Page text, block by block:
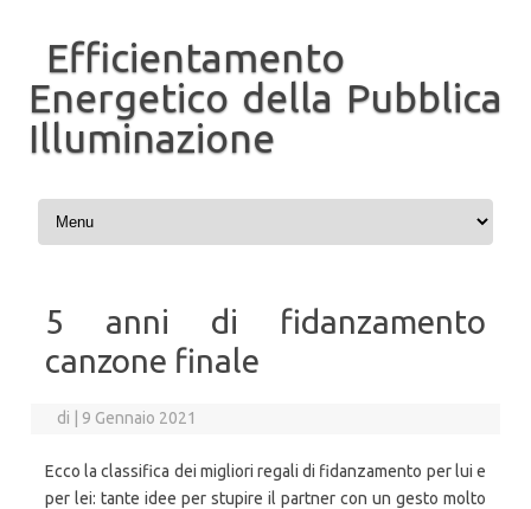
Efficientamento
Energetico della Pubblica
Illuminazione
Vai al contenuto
5 anni di fidanzamento
canzone finale
di 9 Gennaio 2021
Ecco la classifica dei migliori regali di fidanzamento per lui e
per lei: tante idee per stupire il partner con un gesto molto